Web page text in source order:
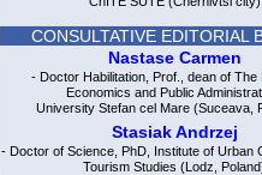
CONSULTATIVE EDITORIAL
Nastase Carmen
- Doctor Habilitation, Prof., dean of The
Economics and Public
University Stefan cel Mare (Suceava,
Stasiak Andrzej
- Doctor of Science, PhD, Institute of Urban
Tourism Studies (Lodz,